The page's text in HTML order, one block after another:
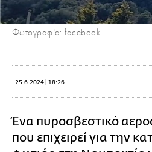
Φωτογραφία: facebook
25.6.2024 | 18:26
Ένα πυροσβεστικό
που επιχειρεί για την